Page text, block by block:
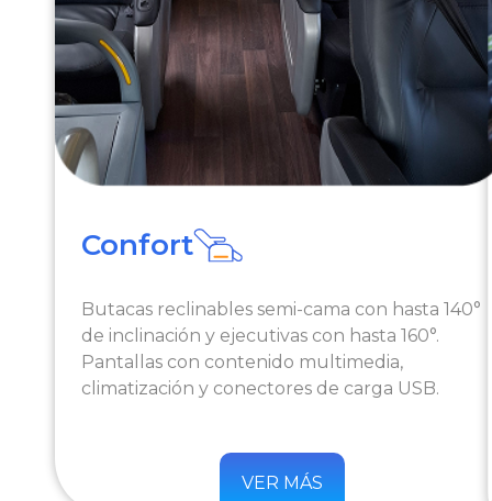
Confort
Butacas reclinables semi-cama con hasta 140°
de inclinación y ejecutivas con hasta 160°.
Pantallas con contenido multimedia,
climatización y conectores de carga USB.
VER MÁS